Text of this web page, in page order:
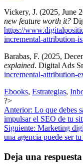
Vickery, J. (2025, June
new feature worth it?
https://
incremental-attribution-
Barabas, F. (2025,
explained. Digital Ads
incremental-attribution-
Ebooks, Estrategias,
?>
Navegación
de
entradas
Anterior: Lo que debes
impulsar el SEO de tu
Siguiente: Marketing
una agencia puede ser
Deja una respuesta